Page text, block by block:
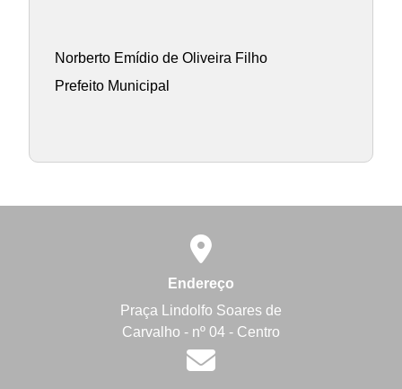
Norberto Emídio de Oliveira Filho
Prefeito Municipal
Endereço
Praça Lindolfo Soares de
Carvalho - nº 04 - Centro